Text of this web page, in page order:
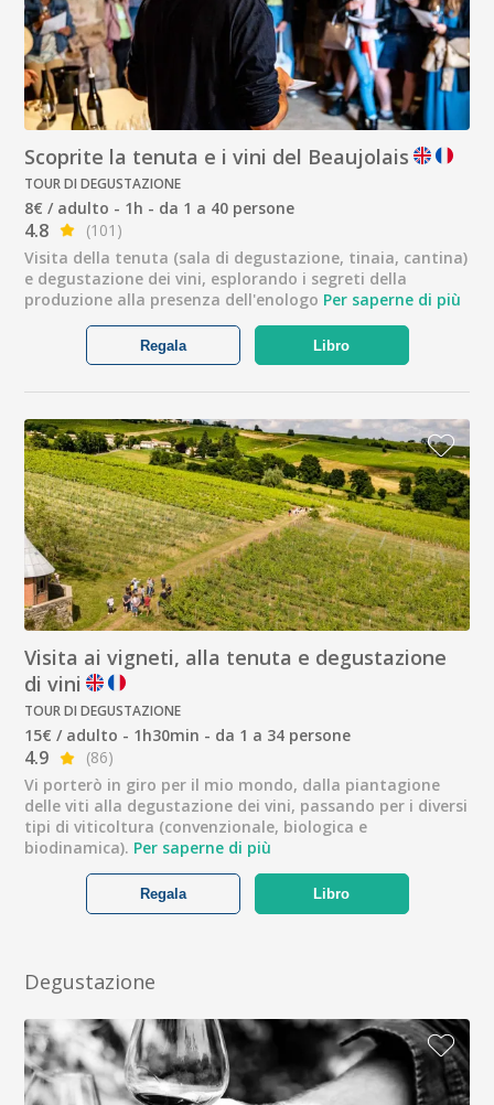
Scoprite la tenuta e i vini del Beaujolais
TOUR DI DEGUSTAZIONE
8€ / adulto - 1h - da 1 a 40 persone
4.8
(101)
Visita della tenuta (sala di degustazione, tinaia, cantina)
e degustazione dei vini, esplorando i segreti della
produzione alla presenza dell'enologo Per saperne di più
Libro
Regala
Visita ai vigneti, alla tenuta e degustazione
di vini
TOUR DI DEGUSTAZIONE
15€ / adulto - 1h30min - da 1 a 34 persone
4.9
(86)
Vi porterò in giro per il mio mondo, dalla piantagione
delle viti alla degustazione dei vini, passando per i diversi
tipi di viticoltura (convenzionale, biologica e
biodinamica). Per saperne di più
Libro
Regala
Degustazione